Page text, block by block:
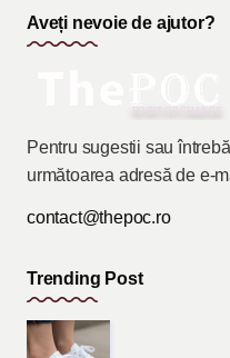
Aveți nevoie de ajutor?
Pentru sugestii sau
următoarea adresă de e-
contact@thepoc.ro
Trending Post